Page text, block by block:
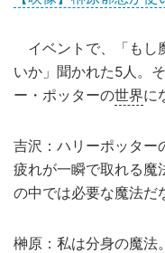
イベントで、「もし
いか」聞かれた5人。
ー・ポッターの世界に
吉沢：ハリーポッター
疲れが一瞬で取れる魔
の中では必要な魔法だ
榊原：私は分身の魔法